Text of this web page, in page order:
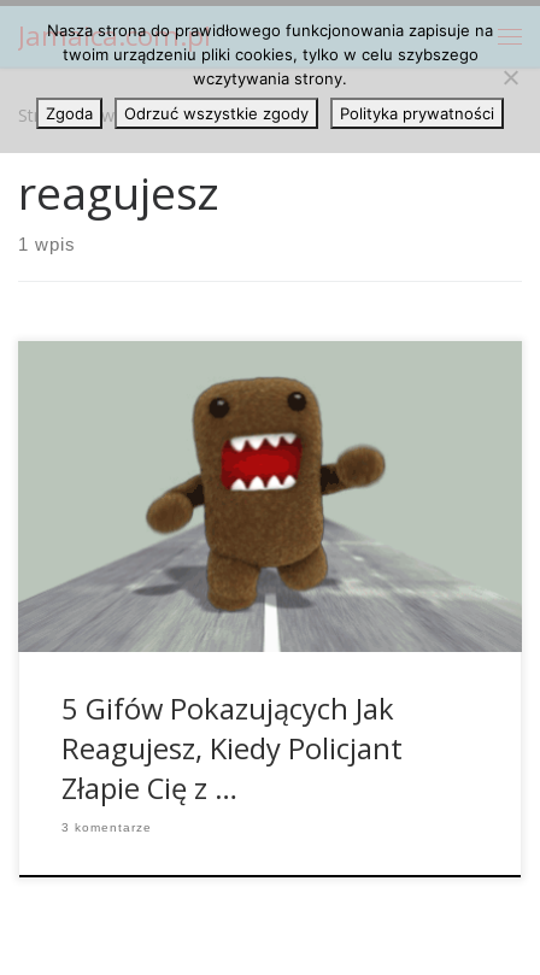
Przejdź do treści
Jamaica.com.pl
Strona główna » reagujesz
reagujesz
1 wpis
Każdy, kto został już złapany przez policję z marihuaną wie,
że nie jest to nic przyjemnego i wiąże się jedynie z
kłopotami. Przygotowaliśmy listę, która podpowie Ci, jak się
zachować w takiej sytuacji. 1. Nie przyznawaj się Wyrzuć
swój cały towar i z całkowitym przekonaniem mów, że to
nie Twoje. […]
5 Gifów Pokazujących Jak
Reagujesz, Kiedy Policjant
Złapie Cię z …
3 komentarze
Nasza strona do prawidłowego funkcjonowania zapisuje na
twoim urządzeniu pliki cookies, tylko w celu szybszego
wczytywania strony.
Zgoda
Odrzuć wszystkie zgody Polityka prywatności